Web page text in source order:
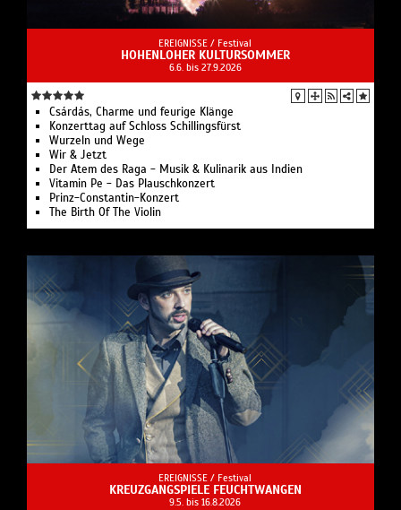
EREIGNISSE / Festival
HOHENLOHER KULTURSOMMER
6.6. bis 27.9.2026
Csárdás, Charme und feurige Klänge
Konzerttag auf Schloss Schillingsfürst
Wurzeln und Wege
Wir & Jetzt
Der Atem des Raga - Musik & Kulinarik aus Indien
Vitamin Pe - Das Plauschkonzert
Prinz-Constantin-Konzert
The Birth Of The Violin
EREIGNISSE / Festival
KREUZGANGSPIELE FEUCHTWANGEN
9.5. bis 16.8.2026